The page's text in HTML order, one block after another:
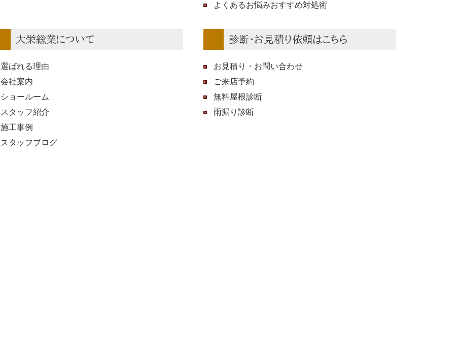
よくあるお悩みおすすめ対処術
大栄総業について
選ばれる理由
会社案内
ショールーム
スタッフ紹介
施工事例
スタッフブログ
診断・お見積り依頼はこちら
お見積り・お問い合わせ
ご来店予約
無料屋根診断
雨漏り診断